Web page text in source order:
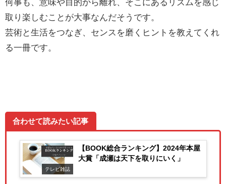
何事も、意味や目的から離れ、そこにあるリズムを感じ
取り楽しむことが大事なんだそうです。
芸術と生活をつなぎ、センスを磨くヒントを教えてくれ
る一冊です。
合わせて読みたい記事
テレビ雑誌
【BOOK総合ランキング】2024年本屋
大賞「成瀬は天下を取りにいく」